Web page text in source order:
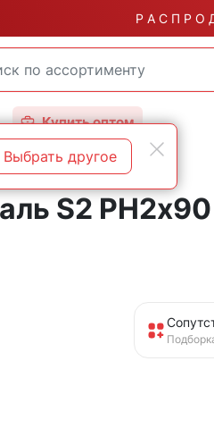
Р А С П Р О
Купить оптом
S2
Выбрать другое